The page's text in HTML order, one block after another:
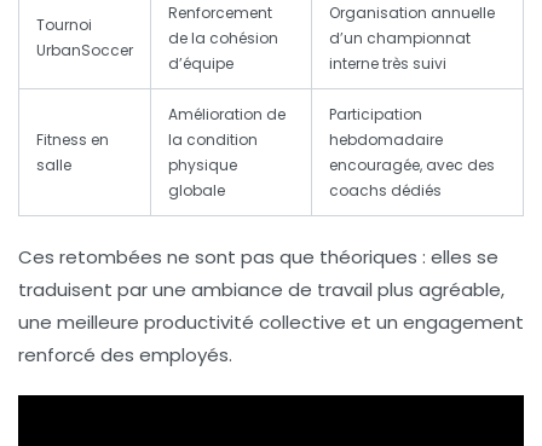
Tournoi
UrbanSoccer
Renforcement
de la cohésion
d’équipe
Organisation annuelle
d’un championnat
interne très suivi
Fitness en
salle
Amélioration de
la condition
physique
globale
Participation
hebdomadaire
encouragée, avec des
coachs dédiés
Ces retombées ne sont pas que théoriques : elles se
traduisent par une ambiance de travail plus agréable,
une meilleure productivité collective et un engagement
renforcé des employés.